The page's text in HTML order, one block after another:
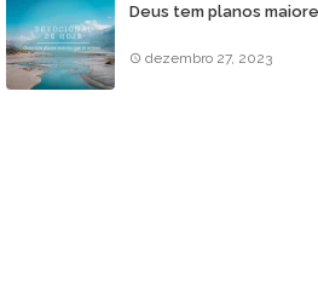
Deus tem planos
dezembro 27, 2023